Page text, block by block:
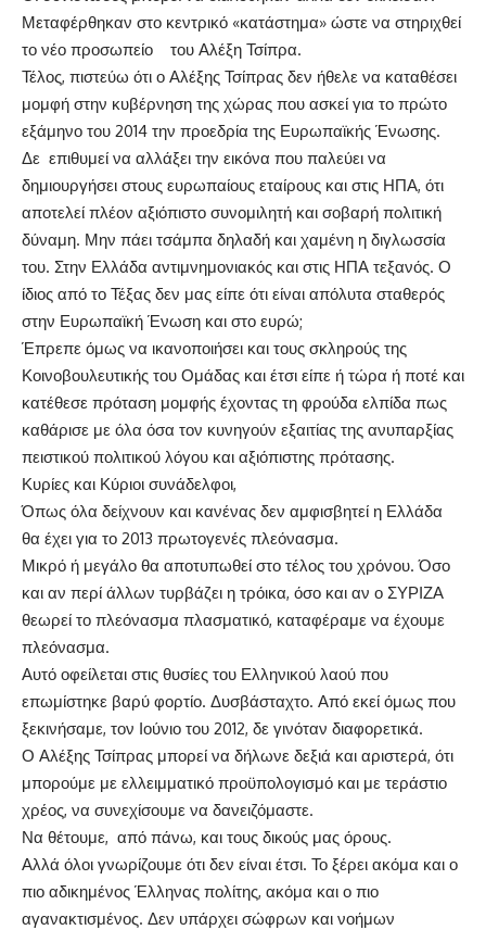
Μεταφέρθηκαν στο κεντρικό «κατάστημα» ώστε να στηριχθεί
το νέο προσωπείο του Αλέξη Τσίπρα.
Τέλος, πιστεύω ότι ο Αλέξης Τσίπρας δεν ήθελε να καταθέσει
μομφή στην κυβέρνηση της χώρας που ασκεί για το πρώτο
εξάμηνο του 2014 την προεδρία της Ευρωπαϊκής Ένωσης.
Δε επιθυμεί να αλλάξει την εικόνα που παλεύει να
δημιουργήσει στους ευρωπαίους εταίρους και στις ΗΠΑ, ότι
αποτελεί πλέον αξιόπιστο συνομιλητή και σοβαρή πολιτική
δύναμη. Μην πάει τσάμπα δηλαδή και χαμένη η διγλωσσία
του. Στην Ελλάδα αντιμνημονιακός και στις ΗΠΑ τεξανός. Ο
ίδιος από το Τέξας δεν μας είπε ότι είναι απόλυτα σταθερός
στην Ευρωπαϊκή Ένωση και στο ευρώ;
Έπρεπε όμως να ικανοποιήσει και τους σκληρούς της
Κοινοβουλευτικής του Ομάδας και έτσι είπε ή τώρα ή ποτέ και
κατέθεσε πρόταση μομφής έχοντας τη φρούδα ελπίδα πως
καθάρισε με όλα όσα τον κυνηγούν εξαιτίας της ανυπαρξίας
πειστικού πολιτικού λόγου και αξιόπιστης πρότασης.
Κυρίες και Κύριοι συνάδελφοι,
Όπως όλα δείχνουν και κανένας δεν αμφισβητεί η Ελλάδα
θα έχει για το 2013 πρωτογενές πλεόνασμα.
Μικρό ή μεγάλο θα αποτυπωθεί στο τέλος του χρόνου. Όσο
και αν περί άλλων τυρβάζει η τρόικα, όσο και αν ο ΣΥΡΙΖΑ
θεωρεί το πλεόνασμα πλασματικό, καταφέραμε να έχουμε
πλεόνασμα.
Αυτό οφείλεται στις θυσίες του Ελληνικού λαού που
επωμίστηκε βαρύ φορτίο. Δυσβάσταχτο. Από εκεί όμως που
ξεκινήσαμε, τον Ιούνιο του 2012, δε γινόταν διαφορετικά.
Ο Αλέξης Τσίπρας μπορεί να δήλωνε δεξιά και αριστερά, ότι
μπορούμε με ελλειμματικό προϋπολογισμό και με τεράστιο
χρέος, να συνεχίσουμε να δανειζόμαστε.
Να θέτουμε, από πάνω, και τους δικούς μας όρους.
Αλλά όλοι γνωρίζουμε ότι δεν είναι έτσι. Το ξέρει ακόμα και ο
πιο αδικημένος Έλληνας πολίτης, ακόμα και ο πιο
αγανακτισμένος. Δεν υπάρχει σώφρων και νοήμων